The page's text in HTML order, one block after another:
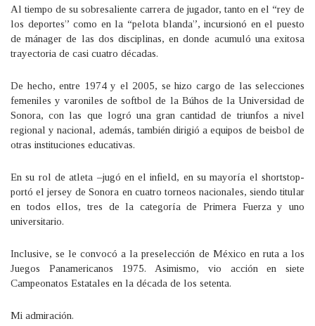
Al tiempo de su sobresaliente carrera de jugador, tanto en el “rey de
los deportes” como en la “pelota blanda”, incursionó en el puesto
de mánager de las dos disciplinas, en donde acumuló una exitosa
trayectoria de casi cuatro décadas.
De hecho, entre 1974 y el 2005, se hizo cargo de las selecciones
femeniles y varoniles de softbol de la Búhos de la Universidad de
Sonora, con las que logró una gran cantidad de triunfos a nivel
regional y nacional, además, también dirigió a equipos de beisbol de
otras instituciones educativas.
En su rol de atleta –jugó en el infield, en su mayoría el shortstop-
portó el jersey de Sonora en cuatro torneos nacionales, siendo titular
en todos ellos, tres de la categoría de Primera Fuerza y uno
universitario.
Inclusive, se le convocó a la preselección de México en ruta a los
Juegos Panamericanos 1975. Asimismo, vio acción en siete
Campeonatos Estatales en la década de los setenta.
Mi admiración.